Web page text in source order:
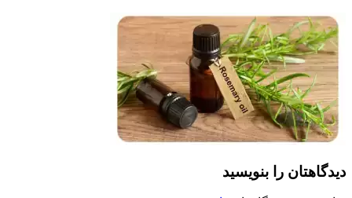
دیدگاهتان را بنویسید